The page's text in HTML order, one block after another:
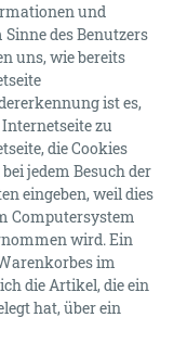
und
des Benutzers
uns, wie bereits
ist es,
zu
die Cookies
jedem Besuch der
eingeben, weil dies
Computersystem
wird. Ein
im
die Artikel, die ein
hat, über ein